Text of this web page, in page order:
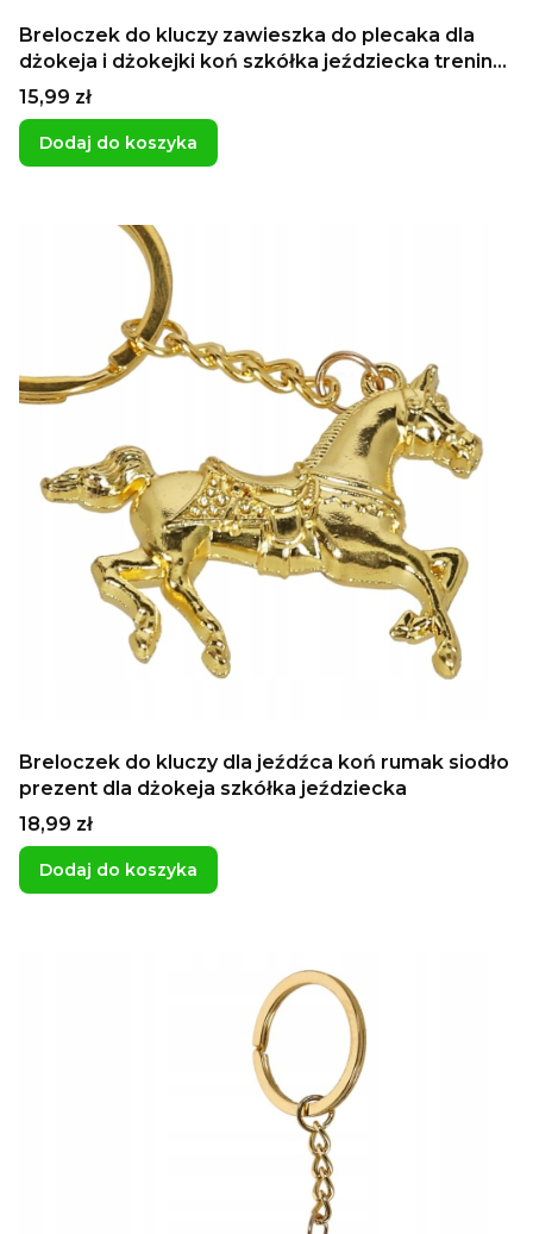
Breloczek do kluczy zawieszka do plecaka dla
dżokeja i dżokejki koń szkółka jeździecka trening
konny
Cena
15,99 zł
Dodaj do koszyka
Breloczek do kluczy dla jeźdźca koń rumak siodło
prezent dla dżokeja szkółka jeździecka
Cena
18,99 zł
Dodaj do koszyka